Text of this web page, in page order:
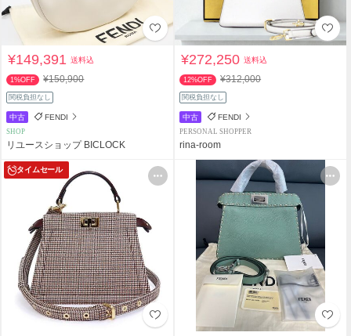
¥149,391送料込
1%OFF ¥150,900
関税負担なし
中古 FENDI
SHOP
リユースショップ BICLOCK
¥272,250送料込
12%OFF ¥312,000
関税負担なし
中古 FENDI
PERSONAL SHOPPER
rina-room
タイムセール